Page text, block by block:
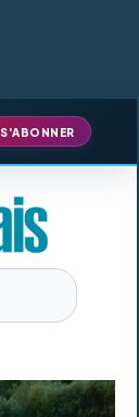
S'ABONNER